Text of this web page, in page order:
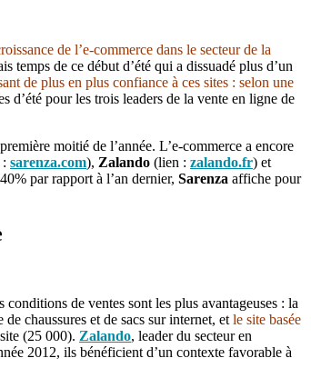
de l’e-commerce dans le secteur de la
temps de ce début d’été qui a dissuadé plus d’un
de plus en plus confiance à ces sites : selon une
d’été pour les trois leaders de la vente en ligne de
moitié de l’année. L’e-commerce a encore
sarenza.com), Zalando (lien : zalando.fr) et
par rapport à l’an dernier, Sarenza affiche pour
conditions de ventes sont les plus avantageuses : la
chaussures et de sacs sur internet, et le site basée
(25 000). Zalando, leader du secteur en
2012, ils bénéficient d’un contexte favorable à